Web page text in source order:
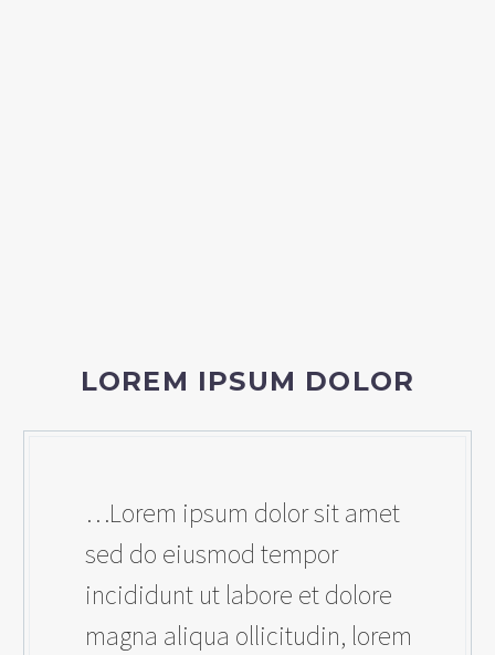
LOREM IPSUM DOLOR
…Lorem ipsum dolor sit amet
sed do eiusmod tempor
incididunt ut labore et dolore
magna aliqua ollicitudin, lorem